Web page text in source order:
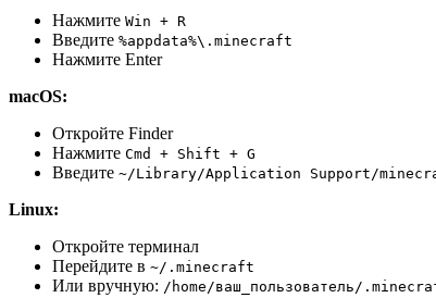
Нажмите Win + R
Введите %appdata%\.minecraft
Нажмите Enter
macOS:
Откройте Finder
Нажмите Cmd + Shift + G
Введите ~/Library/Application Support/
Linux:
Откройте терминал
Перейдите в ~/.minecraft
Или вручную: /home/ваш_пользователь/